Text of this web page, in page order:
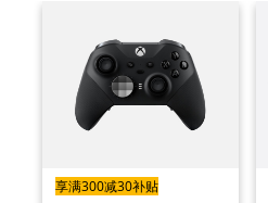
享满300减30补贴